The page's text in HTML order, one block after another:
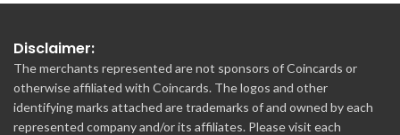
Disclaimer:
The merchants represented are not sponsors of Coincards or
otherwise affiliated with Coincards. The logos and other
identifying marks attached are trademarks of and owned by each
represented company and/or its affiliates. Please visit each